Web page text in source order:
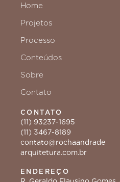
Home
Projetos
Processo
Conteúdos
Sobre
Contato
CONTATO
(11) 93237-1695
(11) 3467-8189
contato@rochaandrade
arquitetura.com.br
ENDEREÇO